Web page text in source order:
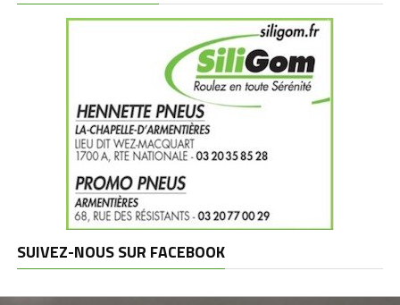
SUIVEZ-NOUS SUR FACEBOOK